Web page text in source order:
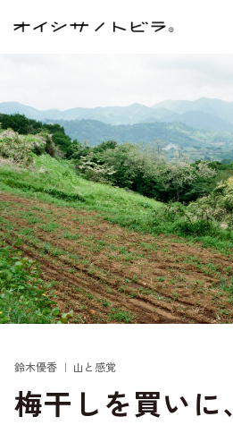
鈴木優香 ｜ 山と感覚
梅干しを買いに